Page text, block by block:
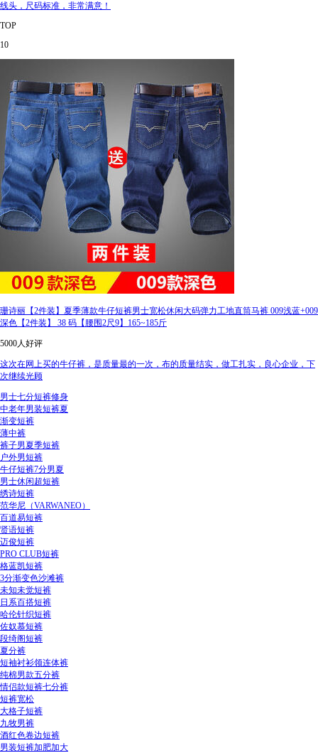
线头，尺码标准，非常满意！
TOP
10
珊诗丽【2件装】夏季薄款牛仔短裤男士宽松休闲大码弹力工地直筒马裤 009浅蓝+009
深色【2件装】 38 码【腰围2尺9】165~185斤
5000人好评
这次在网上买的牛仔裤，是质量最的一次，布的质量结实，做工扎实，良心企业，下
次继续光顾
男士七分短裤修身
中老年男装短裤夏
渐变短裤
薄中裤
裤子男夏季短裤
户外男短裤
牛仔短裤7分男夏
男士休闲超短裤
绣诗短裤
范华尼（VARWANEO）
百道易短裤
贤语短裤
迈俊短裤
PRO CLUB短裤
格蓝凯短裤
3分渐变色沙滩裤
未知未觉短裤
日系百搭短裤
哈伦针织短裤
佐奴慕短裤
段绮阁短裤
夏分裤
短袖衬衫领连体裤
纯棉男款五分裤
情侣款短裤七分裤
短裤宽松
大格子短裤
九牧男裤
酒红色卷边短裤
男装短裤加肥加大